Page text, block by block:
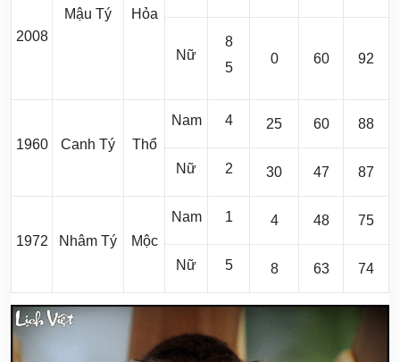
2008
Mậu Tý Hỏa
Nữ
8
5
0 60 92
1960 Canh Tý Thổ
Nam 4 25 60 88
Nữ 2 30 47 87
1972 Nhâm Tý Mộc
Nam 1 4 48 75
Nữ 5 8 63 74